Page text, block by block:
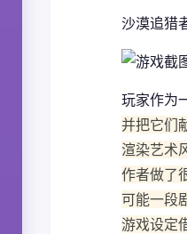
沙漠追猎
玩家作为
并把它们
渲染艺术
作者做了
可能一段
游戏设定